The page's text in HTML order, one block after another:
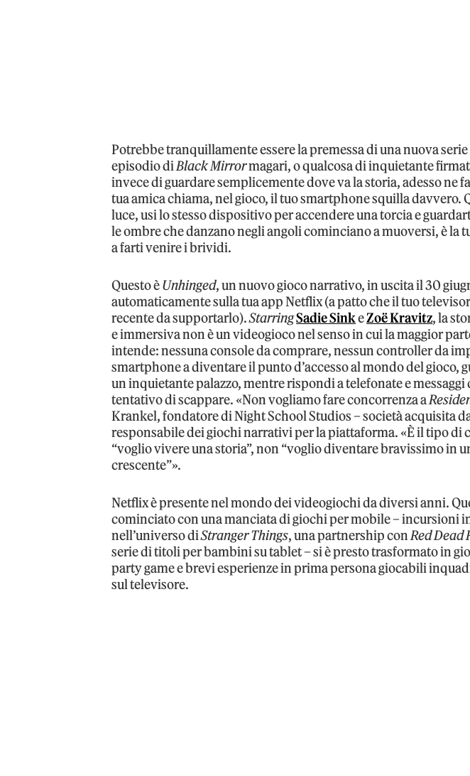
Potrebbe tranquillamente essere la premessa di una nuova
episodio diBlack Mirrormagari, o qualcosa di inquietante
invece di guardare semplicemente dove va la storia, adesso ne
tua amica chiama, nel gioco, il tuo smartphone squilla davvero.
luce, usi lo stesso dispositivo per accendere una torcia e
le ombre che danzano negli angoli cominciano a muoversi, è la
a farti venire i brividi.
Questo èUnhinged, un nuovo gioco narrativo, in uscita il 30
automaticamente sulla tua app Netflix (a patto che il tuo
recente da supportarlo).StarringSadie SinkeZoë Kravitz, la
e immersiva non è un videogioco nel senso in cui la maggior
intende: nessuna console da comprare, nessun controller da
smartphone a diventare il punto d’accesso al mondo del gioco,
un inquietante palazzo, mentre rispondi a telefonate e
tentativo di scappare. «Non vogliamo fare concorrenza a
Krankel, fondatore di Night School Studios – società acquisita
responsabile dei giochi narrativi per la piattaforma. «È il tipo di
“voglio vivere una storia”, non “voglio diventare bravissimo in
crescente”».
Netflix è presente nel mondo dei videogiochi da diversi anni.
cominciato con una manciata di giochi per mobile – incursioni
nell’universo diStranger Things, una partnership conRed Dead
serie di titoli per bambini su tablet – si è presto trasformato in
party game e brevi esperienze in prima persona giocabili
sul televisore.